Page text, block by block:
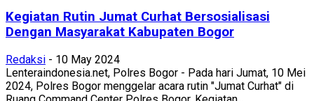
Kegiatan Rutin Jumat Curhat Bersosialisasi
Dengan Masyarakat Kabupaten Bogor
Redaksi - 10 May 2024
Lenteraindonesia.net, Polres Bogor - Pada hari Jumat, 10 Mei
2024, Polres Bogor menggelar acara rutin "Jumat Curhat" di